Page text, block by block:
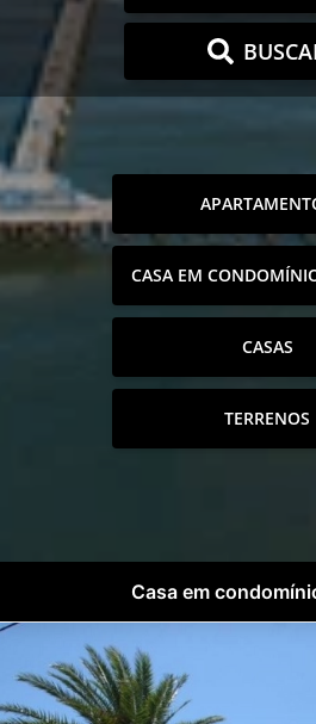
CASA EM
CASAS
TERRENOS
Casa em